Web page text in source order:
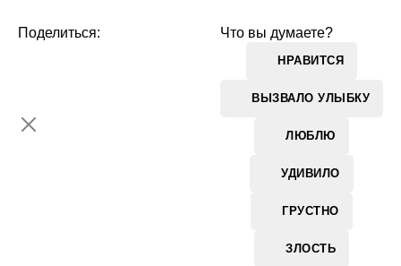
Что вы думаете?
НРАВИТСЯ
ВЫЗВАЛО УЛЫБКУ
ЛЮБЛЮ
УДИВИЛО
ГРУСТНО
ЗЛОСТЬ
Поделиться: